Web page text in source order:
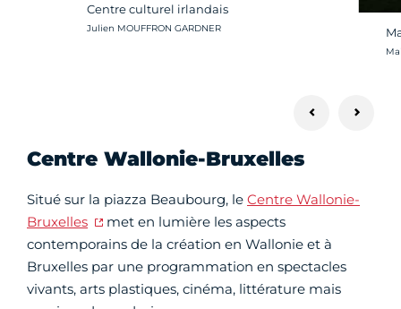
Centre culturel irlandais
Crédit photo :
Julien MOUFFRON GARDNER
Centre Wallonie-Bruxelles
Situé sur la piazza Beaubourg, le Centre Wallonie-
Bruxelles
met en lumière les aspects
contemporains de la création en Wallonie et à
Bruxelles par une programmation en spectacles
vivants, arts plastiques, cinéma, littérature mais